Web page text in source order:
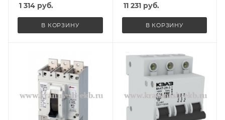
1 314 руб.
В КОРЗИНУ
11 231руб.
В КОРЗИНУ